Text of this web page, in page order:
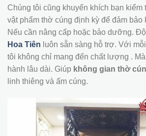
Chúng tôi cũng khuyến khích bạn kiểm
vật phẩm thờ cúng định kỳ để đảm bảo
Nếu cần nâng cấp hoặc bảo dưỡng.
Hoa Tiên luôn sẵn sàng hỗ trợ. Với
tôi không chỉ mang đến chất lượng .
hành lâu dài. Giúp không gian thờ
linh thiêng và ấm cúng.